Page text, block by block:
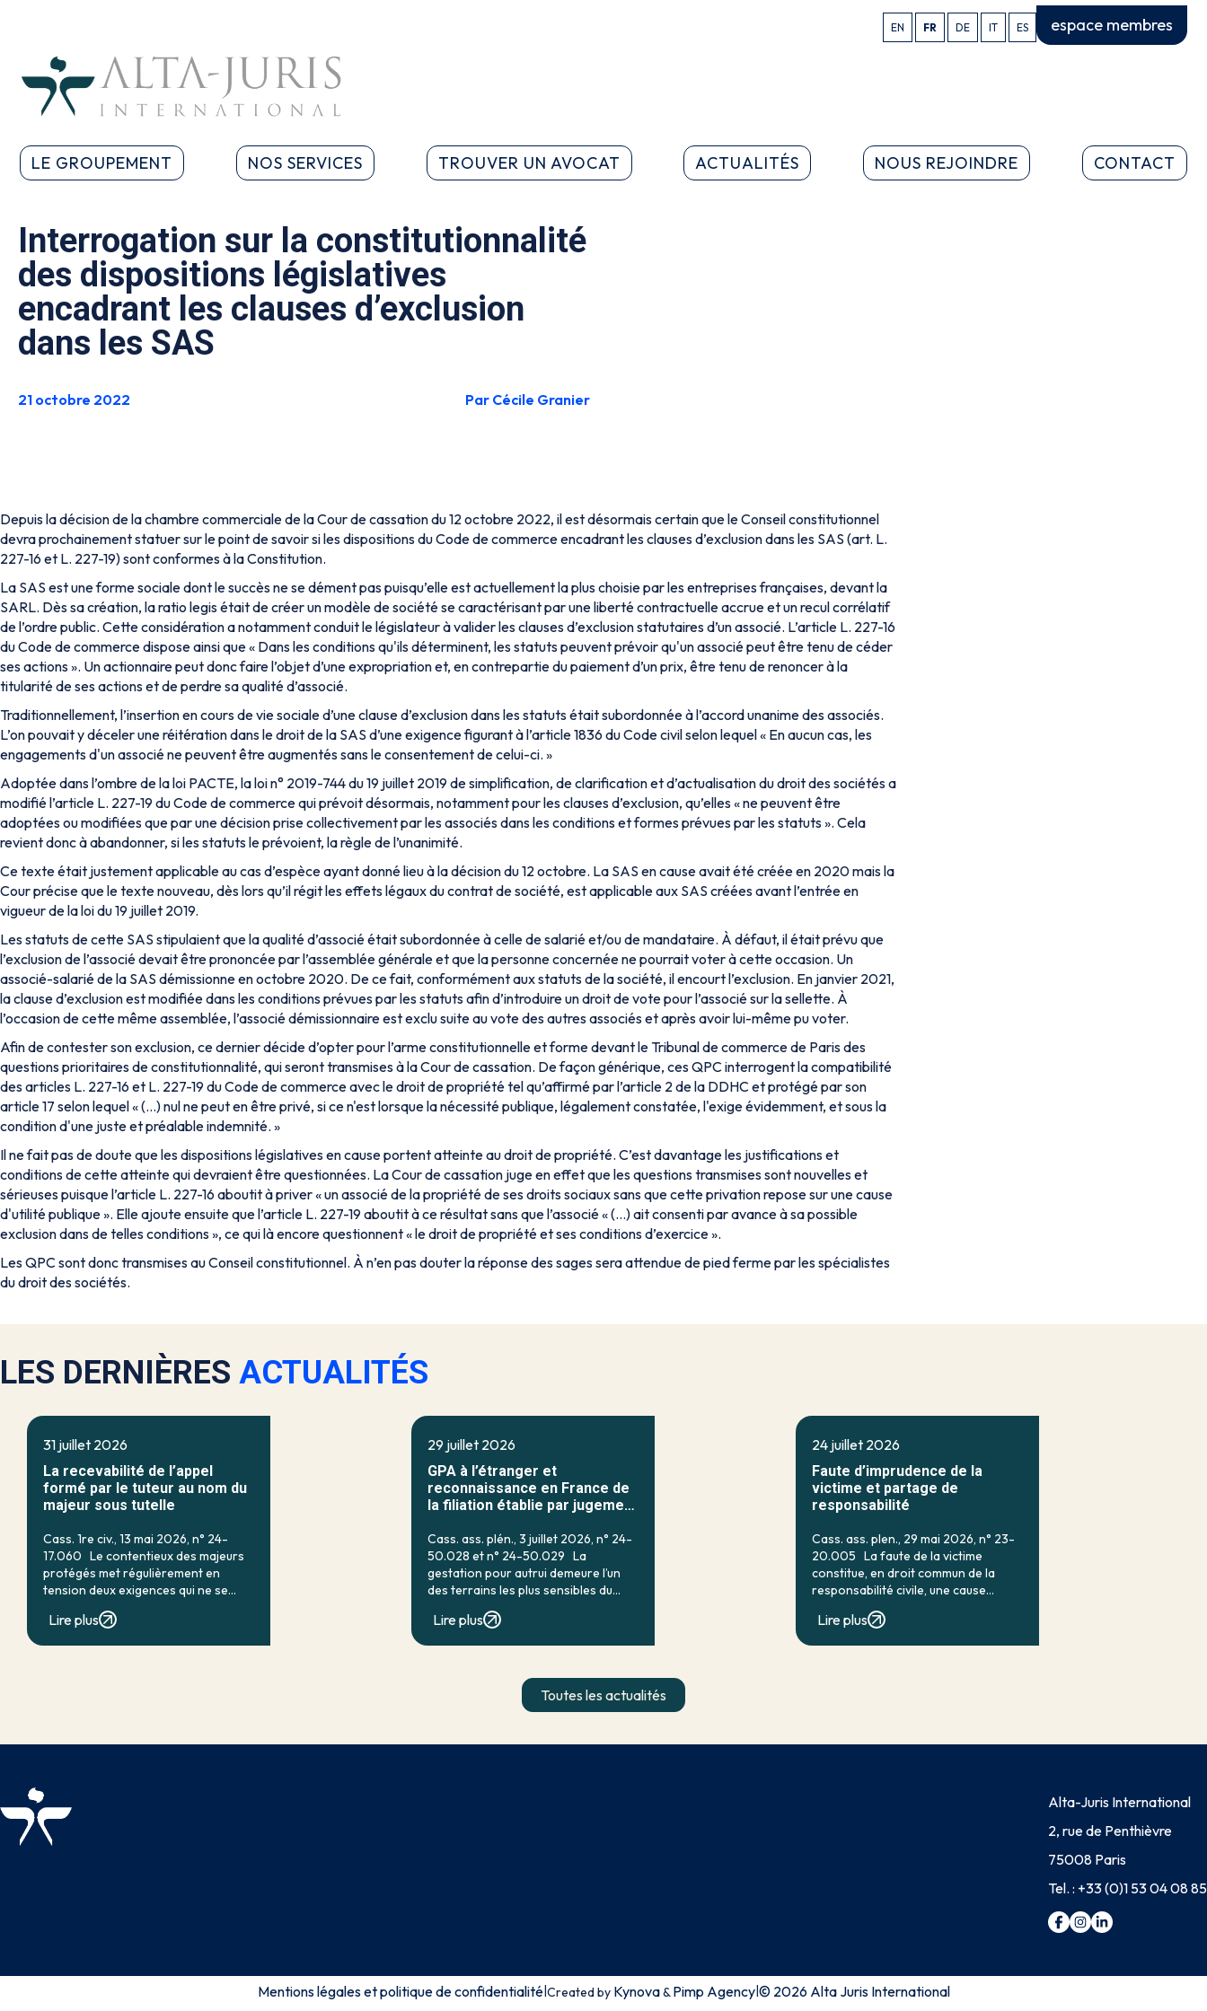
EN FR DE IT ES espace membres
LE GROUPEMENT NOS SERVICES TROUVER UN AVOCAT ACTUALITÉS NOUS REJOINDRE CONTACT
Interrogation sur la constitutionnalité
des dispositions législatives
encadrant les clauses d’exclusion
dans les SAS
21 octobre 2022 Par Cécile Granier
Depuis la décision de la chambre commerciale de la Cour de cassation du 12 octobre 2022, il est désormais certain que le Conseil constitutionnel
devra prochainement statuer sur le point de savoir si les dispositions du Code de commerce encadrant les clauses d’exclusion dans les SAS (art. L.
227-16 et L. 227-19) sont conformes à la Constitution.
La SAS est une forme sociale dont le succès ne se dément pas puisqu’elle est actuellement la plus choisie par les entreprises françaises, devant la
SARL. Dès sa création, laratio legisétait de créer un modèle de société se caractérisant par une liberté contractuelle accrue et un recul corrélatif
de l’ordre public. Cette considération a notamment conduit le législateur à valider les clauses d’exclusion statutaires d’un associé. L’article L. 227-16
du Code de commerce dispose ainsi que « Dans les conditions qu'ils déterminent, les statuts peuvent prévoir qu'un associé peut être tenu de céder
ses actions». Un actionnaire peut donc faire l’objet d’une expropriation et, en contrepartie du paiement d’un prix, être tenu de renoncer à la
titularité de ses actions et de perdre sa qualité d’associé.
Traditionnellement, l’insertion en cours de vie sociale d’une clause d’exclusion dans les statuts était subordonnée à l’accord unanime des associés.
L’on pouvait y déceler une réitération dans le droit de la SAS d’une exigence figurant à l’article 1836 du Code civil selon lequel « En aucun cas, les
engagements d'un associé ne peuvent être augmentés sans le consentement de celui-ci. »
Adoptée dans l’ombre de la loi PACTE, la loi n° 2019-744 du 19 juillet 2019 de simplification, de clarification et d’actualisation du droit des sociétés a
modifié l’article L. 227-19 du Code de commerce qui prévoit désormais, notamment pour les clauses d’exclusion, qu’elles« ne peuvent être
adoptées ou modifiées que par une décision prise collectivement par les associés dans les conditions et formes prévues par les statuts». Cela
revient donc à abandonner, si les statuts le prévoient, la règle de l’unanimité.
Ce texte était justement applicable au cas d’espèce ayant donné lieu à la décision du 12 octobre. La SAS en cause avait été créée en 2020 mais la
Cour précise que le texte nouveau, dès lors qu’il régit les effets légaux du contrat de société, est applicable aux SAS créées avant l’entrée en
vigueur de la loi du 19 juillet 2019.
Les statuts de cette SAS stipulaient que la qualité d’associé était subordonnée à celle de salarié et/ou de mandataire. À défaut, il était prévu que
l’exclusion de l’associé devait être prononcée par l’assemblée générale et que la personne concernée ne pourrait voter à cette occasion. Un
associé-salarié de la SAS démissionne en octobre 2020. De ce fait, conformément aux statuts de la société, il encourt l’exclusion. En janvier 2021,
la clause d’exclusion est modifiée dans les conditions prévues par les statuts afin d’introduire un droit de vote pour l’associé sur la sellette. À
l’occasion de cette même assemblée, l’associé démissionnaire est exclu suite au vote des autres associés et après avoir lui-même pu voter.
Afin de contester son exclusion, ce dernier décide d’opter pour l’arme constitutionnelle et forme devant le Tribunal de commerce de Paris des
questions prioritaires de constitutionnalité, qui seront transmises à la Cour de cassation. De façon générique, ces QPC interrogent la compatibilité
des articles L. 227-16 et L. 227-19 du Code de commerce avec le droit de propriété tel qu’affirmé par l’article 2 de la DDHC et protégé par son
article 17 selon lequel « (…)nul ne peut en être privé, si ce n'est lorsque la nécessité publique, légalement constatée, l'exige évidemment, et sous la
condition d'une juste et préalable indemnité. »
Il ne fait pas de doute que les dispositions législatives en cause portent atteinte au droit de propriété. C’est davantage les justifications et
conditions de cette atteinte qui devraient être questionnées. La Cour de cassation juge en effet que les questions transmises sont nouvelles et
sérieuses puisque l’article L. 227-16 aboutit à priver «un associé de la propriété de ses droits sociaux sans que cette privation repose sur une cause
d'utilité publique». Elle ajoute ensuite que l’article L. 227-19 aboutit à ce résultat sans que l’associé « (…)ait consenti par avance à sa possible
exclusion dans de telles conditions», ce qui là encore questionnent « ledroit de propriété et ses conditions d’exercice».
Les QPC sont donc transmises au Conseil constitutionnel. À n’en pas douter la réponse des sages sera attendue de pied ferme par les spécialistes
du droit des sociétés.
LES DERNIÈRES ACTUALITÉS
31 juillet 2026
La recevabilité de l’appel
formé par le tuteur au nom du
majeur sous tutelle
Cass. 1re civ., 13 mai 2026, n° 24-
17.060 Le contentieux des majeurs
protégés met régulièrement en
tension deux exigences qui ne se
côté, la nécessité d’assurer une
Lire plus
29 juillet 2026
GPA à l’étranger et
reconnaissance en France de
la filiation établie par jugement
Cass. ass. plén., 3 juillet 2026, n° 24-
50.028 et n° 24-50.029 La
gestation pour autrui demeure l’un
des terrains les plus sensibles du
en droit interne par l’article 16-7 du
Lire plus
24 juillet 2026
Faute d’imprudence de la
victime et partage de
responsabilité
Cass. ass. plen., 29 mai 2026, n° 23-
20.005 La faute de la victime
constitue, en droit commun de la
responsabilité civile, une cause
Lorsqu’elle a contribué à la
Lire plus
Toutes les actualités
Alta-Juris International
2, rue de Penthièvre
75008 Paris
Tel. : +33 (0)1 53 04 08 85
Mentions légales et politique de confidentialité|Created by Kynova& Pimp Agency|© 2026 Alta Juris International